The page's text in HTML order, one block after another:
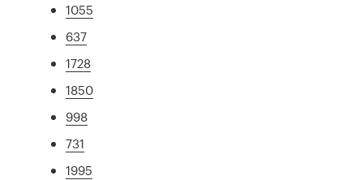
1055
637
1728
1850
998
731
1995